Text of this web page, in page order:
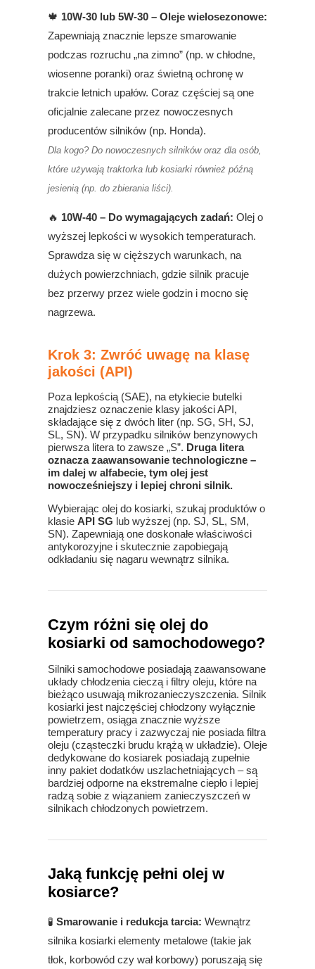
🍁 10W-30 lub 5W-30 – Oleje wielosezonowe:
Zapewniają znacznie lepsze smarowanie
podczas rozruchu „na zimno” (np. w chłodne,
wiosenne poranki) oraz świetną ochronę w
trakcie letnich upałów. Coraz częściej są one
oficjalnie zalecane przez nowoczesnych
producentów silników (np. Honda).
Dla kogo? Do nowoczesnych silników oraz dla osób,
które używają traktorka lub kosiarki również późną
jesienią (np. do zbierania liści).
🔥 10W-40 – Do wymagających zadań: Olej o
wyższej lepkości w wysokich temperaturach.
Sprawdza się w cięższych warunkach, na
dużych powierzchniach, gdzie silnik pracuje
bez przerwy przez wiele godzin i mocno się
nagrzewa.
Krok 3: Zwróć uwagę na klasę
jakości (API)
Poza lepkością (SAE), na etykiecie butelki
znajdziesz oznaczenie klasy jakości API,
składające się z dwóch liter (np. SG, SH, SJ,
SL, SN). W przypadku silników benzynowych
pierwsza litera to zawsze „S”. Druga litera
oznacza zaawansowanie technologiczne –
im dalej w alfabecie, tym olej jest
nowocześniejszy i lepiej chroni silnik.
Wybierając olej do kosiarki, szukaj produktów o
klasie API SG lub wyższej (np. SJ, SL, SM,
SN). Zapewniają one doskonałe właściwości
antykorozyjne i skutecznie zapobiegają
odkładaniu się nagaru wewnątrz silnika.
Czym różni się olej do
kosiarki od samochodowego?
Silniki samochodowe posiadają zaawansowane
układy chłodzenia cieczą i filtry oleju, które na
bieżąco usuwają mikrozanieczyszczenia. Silnik
kosiarki jest najczęściej chłodzony wyłącznie
powietrzem, osiąga znacznie wyższe
temperatury pracy i zazwyczaj nie posiada filtra
oleju (cząsteczki brudu krążą w układzie). Oleje
dedykowane do kosiarek posiadają zupełnie
inny pakiet dodatków uszlachetniających – są
bardziej odporne na ekstremalne ciepło i lepiej
radzą sobie z wiązaniem zanieczyszczeń w
silnikach chłodzonych powietrzem.
Jaką funkcję pełni olej w
kosiarce?
🧪 Smarowanie i redukcja tarcia: Wewnątrz
silnika kosiarki elementy metalowe (takie jak
tłok, korbowód czy wał korbowy) poruszają się